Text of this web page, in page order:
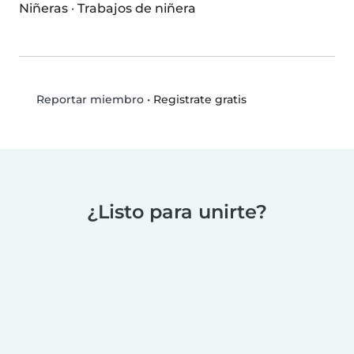
Niñeras · Trabajos de niñera
Reportar miembro• Registrate gratis
¿Listo para unirte?